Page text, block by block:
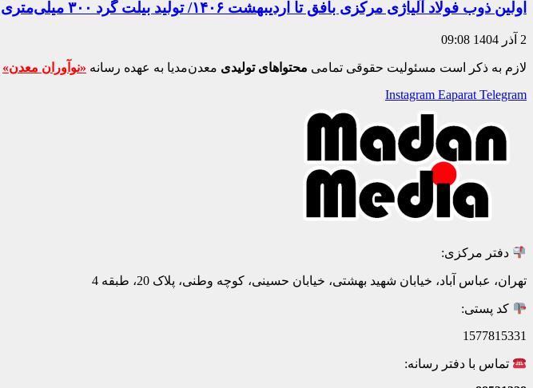
اولین ذوب فولاد آلیاژی مرکزی بافق تا اردیبهشت ۱۴۰۶/ تولید بیلت گرد ۳۰۰ میلی‌متری برای نخستین بار در ایران
2 آذر 1404 09:08
لازم به ذکر است مسئولیت حقوقی تمامی محتواهای تولیدی معدن‌مدیا به عهده رسانه «نوآوران معدن»
Instagram Eaparat Telegram
دفتر مرکزی:
تهران، عباس آباد، خیابان شهید بهشتی، خیابان حسینی، کوچه وطنی، پلاک 20، طبقه 4
کد پستی:
1577815331
تماس با دفتر رسانه: